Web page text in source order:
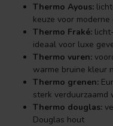
Thermo Ayous:
keuze voor
Thermo Fraké:
ideaal voor luxe
Thermo vuren:
warme bruine kleur
Thermo grenen:
sterk verduurzaamd
Thermo douglas:
Douglas hout